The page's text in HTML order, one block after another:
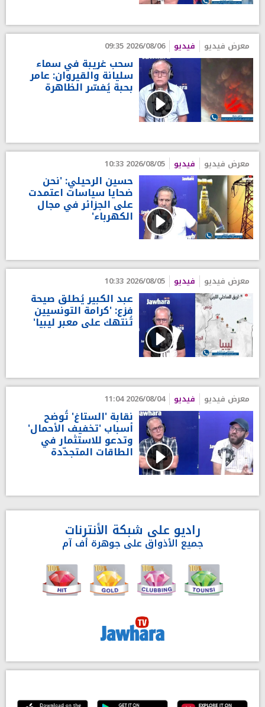
معرض فيديو فيديو 2026/08/06 09:35
سحب غريبة في سماء
سليانة والقيروان: عامر
بحبة يُفسّر الظاهرة
معرض فيديو فيديو 2026/08/05 10:33
حسين الرحيلي: 'نحن
ضحايا سياسات اعتمدت
على الجزائر في مجال
الكهرباء'
معرض فيديو فيديو 2026/08/05 10:33
عبد الكبير يُطلق صيحة
فزع: 'كرامة التونسيين
تُنتهك على معبر ليبيا'
معرض فيديو فيديو 2026/08/04 11:04
نقابة 'الستاغ' تُوضح
أسباب 'تخفيف الأحمال'
وتدعو للاستثمار في
الطاقات المتجدّدة
راديو على شبكة الأنترنات
جميع الأذواق على جوهرة أف آم